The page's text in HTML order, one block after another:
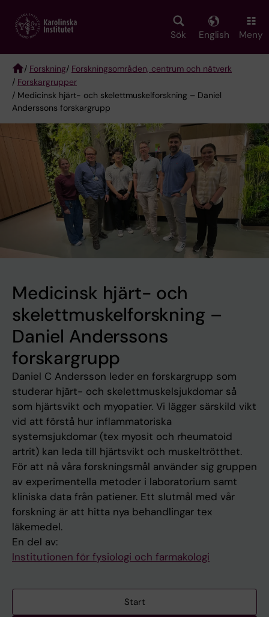
main
Sök English Meny
Breadcrumb
/ Forskning/ Forskningsområden, centrum och nätverk
/ Forskargrupper
/ Medicinsk hjärt- och skelettmuskelforskning – Daniel
Anderssons forskargrupp
Medicinsk hjärt- och
skelettmuskelforskning –
Daniel Anderssons
forskargrupp
Daniel C Andersson leder en forskargrupp som
studerar hjärt- och skelettmuskelsjukdomar så
som hjärtsvikt och myopatier. Vi lägger särskild vikt
vid att förstå hur inflammatoriska
systemsjukdomar (tex myosit och rheumatoid
artrit) kan leda till hjärtsvikt och muskeltrötthet.
För att nå våra forskningsmål använder sig gruppen
av experimentella metoder i laboratorium samt
kliniska data från patiener. Ett slutmål med vår
forskning är att hitta nya behandlingar tex
läkemedel.
En del av:
Institutionen för fysiologi och farmakologi
Start